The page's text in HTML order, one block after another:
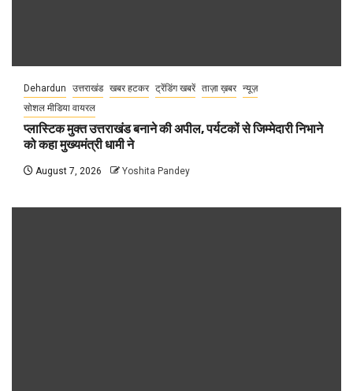
Dehardun उत्तराखंड खबर हटकर ट्रेंडिंग खबरें ताज़ा ख़बर न्यूज़
सोशल मीडिया वायरल
प्लास्टिक मुक्त उत्तराखंड बनाने की अपील, पर्यटकों से जिम्मेदारी निभाने
को कहा मुख्यमंत्री धामी ने
August 7, 2026 Yoshita Pandey